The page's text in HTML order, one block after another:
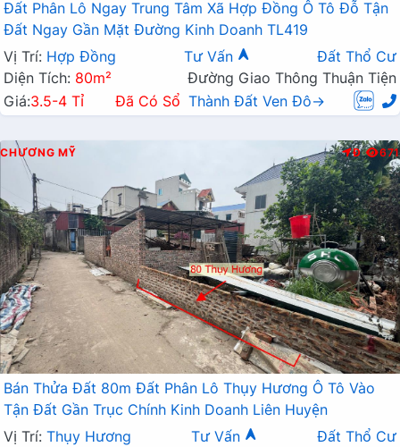
Đất Phân Lô Ngay Trung Tâm Xã Hợp Đồng Ô Tô Đỗ Tận
Đất Ngay Gần Mặt Đường Kinh Doanh TL419
Vị Trí: Hợp Đồng Tư Vấn
Đất Thổ Cư
Diện Tích: 80m²
Đường Giao Thông Thuận Tiện
Giá:3.5-4 Tỉ Đã Có Sổ Thành Đất Ven Đô→
CHƯƠNG MỸ Đ 671
Bán Thửa Đất 80m Đất Phân Lô Thụy Hương Ô Tô Vào
Tận Đất Gần Trục Chính Kinh Doanh Liên Huyện
Vị Trí: Thụy Hương Tư Vấn
Đất Thổ Cư